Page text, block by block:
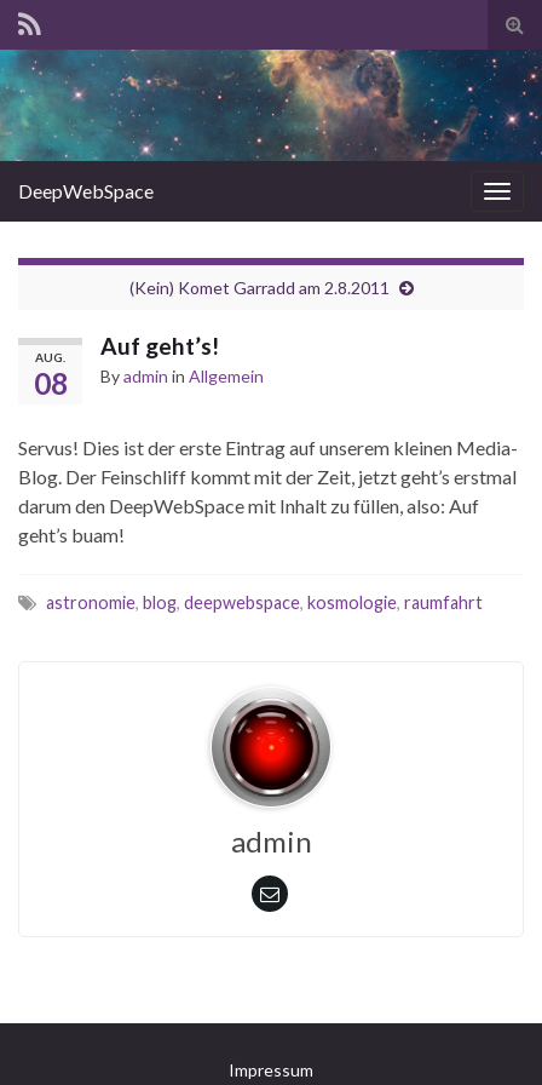
DeepWebSpace
(Kein) Komet Garradd am 2.8.2011
AUG.
08
Auf geht’s!
Byadmin in Allgemein
Servus! Dies ist der erste Eintrag auf unserem kleinen Media-
Blog. Der Feinschliff kommt mit der Zeit, jetzt geht’s erstmal
darum den DeepWebSpace mit Inhalt zu füllen, also: Auf
geht’s buam!
astronomie, blog, deepwebspace, kosmologie, raumfahrt
admin
Impressum